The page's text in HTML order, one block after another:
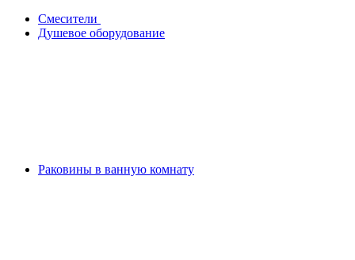
Смесители
Душевое оборудование
Раковины в ванную комнату